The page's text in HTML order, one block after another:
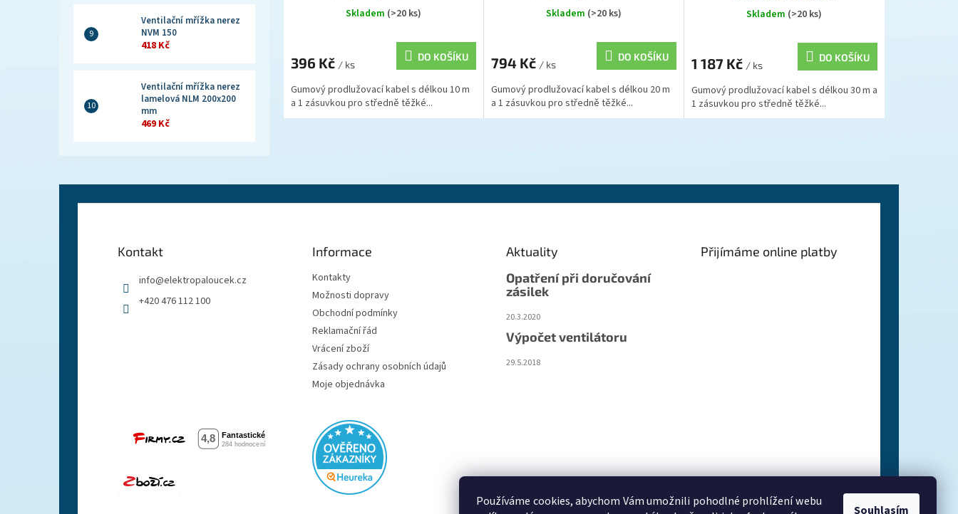
Používáme cookies, abychom Vám umožnili pohodlné prohlížení webu
Souhlasím
Ventilační mřížka nerez
NVM 150
418 Kč
Ventilační mřížka nerez
lamelová NLM 200x200
mm
469 Kč
Skladem (>20 ks)
396 Kč / ks
DO KOŠÍKU
Gumový prodlužovací kabel s délkou 10 m
a 1 zásuvkou pro středně těžké...
Skladem (>20 ks)
794 Kč / ks
DO KOŠÍKU
Gumový prodlužovací kabel s délkou 20 m
a 1 zásuvkou pro středně těžké...
Skladem (>20 ks)
1 187 Kč / ks
DO KOŠÍKU
Gumový prodlužovací kabel s délkou 30 m a
1 zásuvkou pro středně těžké...
a
v
k
p
Kontakt
info@elektropaloucek.cz
+420 476 112 100
Informace
Kontakty
Možnosti dopravy
Obchodní podmínky
Reklamační řád
Vrácení zboží
Zásady ochrany osobních údajů
Moje objednávka
Aktuality
Opatření při doručování
zásilek
20.3.2020
Výpočet ventilátoru
29.5.2018
Přijímáme online platby